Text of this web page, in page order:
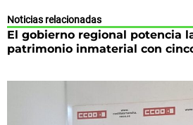
Noticias relacionadas
El gobierno regional potencia
patrimonio inmaterial con